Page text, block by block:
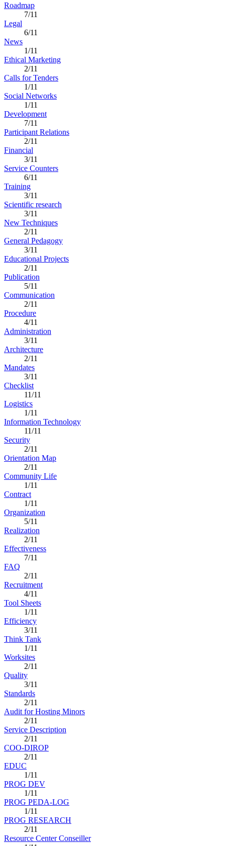
Roadmap
7/11
Legal
6/11
News
1/11
Ethical Marketing
2/11
Calls for Tenders
1/11
Social Networks
1/11
Development
7/11
Participant Relations
2/11
Financial
3/11
Service Counters
6/11
Training
3/11
Scientific research
3/11
New Techniques
2/11
General Pedagogy
3/11
Educational Projects
2/11
Publication
5/11
Communication
2/11
Procedure
4/11
Administration
3/11
Architecture
2/11
Mandates
3/11
Checklist
11/11
Logistics
1/11
Information Technology
11/11
Security
2/11
Orientation Map
2/11
Community Life
1/11
Contract
1/11
Organization
5/11
Realization
2/11
Effectiveness
7/11
FAQ
2/11
Recruitment
4/11
Tool Sheets
1/11
Efficiency
3/11
Think Tank
1/11
Worksites
2/11
Quality
3/11
Standards
2/11
Audit for Hosting Minors
2/11
Service Description
2/11
COO-DIROP
2/11
EDUC
1/11
PROG DEV
1/11
PROG PEDA-LOG
1/11
PROG RESEARCH
2/11
Resource Center Conseiller